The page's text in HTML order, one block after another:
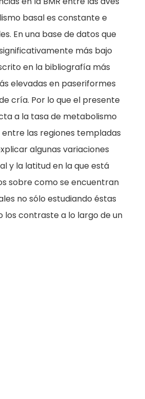
basal es constante e
En una base de datos que
más bajo
en la bibliografía más
elevadas en paseriformes
cría. Por lo que el presente
a la tasa de metabolismo
entre las regiones templadas
algunas variaciones
y la latitud en la que está
sobre como se encuentran
no sólo estudiando éstas
los contraste a lo largo de un